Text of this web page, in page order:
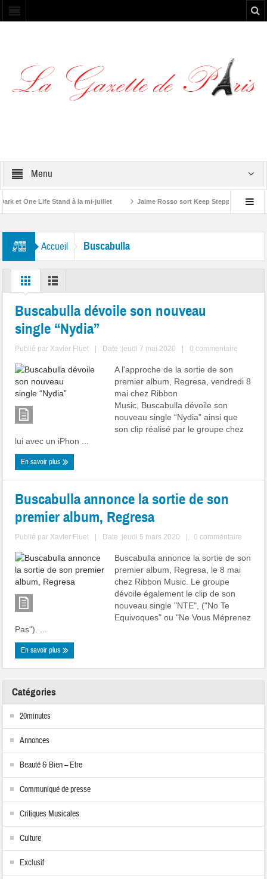
Menu
et One Life Stand à la mi-juillet Jaime Rosso sort Keep Stepping, son
Accueil Buscabulla
Buscabulla dévoile son nouveau
single “Nydia”
Publié par Xavier Fluet Date :jeudi 7 mai 2020 0 commentaire
A l'approche de la sortie de son
premier album, Regresa, vendredi 8
mai chez Ribbon
Music, Buscabulla dévoile son
nouveau single “Nydia” ainsi que
son clip réalisé par le groupe chez
lui avec un iPhon ...
En savoir plus
Buscabulla annonce la sortie de son
premier album, Regresa
Publié par Xavier Fluet Date :jeudi 5 mars 2020 0 commentaire
Buscabulla annonce la sortie de son
premier album, Regresa, le 8 mai
chez Ribbon Music. Le groupe
dévoile également le clip de son
nouveau single "NTE", ("No Te
Equivoques" ou "Ne Vous Méprenez
Pas"). ...
En savoir plus
Catégories
20minutes
Annonces
Beauté & Bien – Etre
Communiqué de presse
Critiques Musicales
Culture
Exclusif